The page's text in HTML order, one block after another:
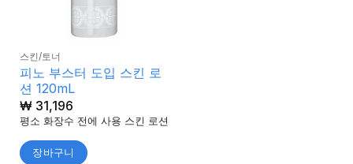
스킨/토너
피노 부스터 도입 스킨 로
션 120mL
₩31,196
평소 화장수 전에 사용 스킨 로션
장바구니